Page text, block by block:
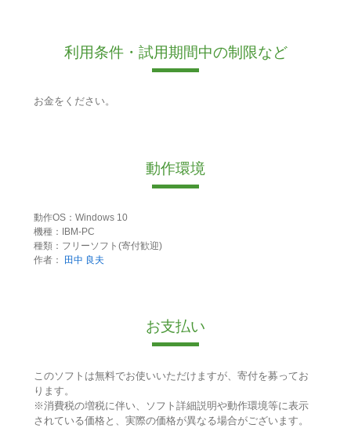
利用条件・試用期間中の制限など
お金をください。
動作環境
動作OS：Windows 10
機種：IBM-PC
種類：フリーソフト(寄付歓迎)
作者：
田中 良夫
お支払い
このソフトは無料でお使いいただけますが、寄付を募ってお
ります。
※消費税の増税に伴い、ソフト詳細説明や動作環境等に表示
されている価格と、実際の価格が異なる場合がございます。